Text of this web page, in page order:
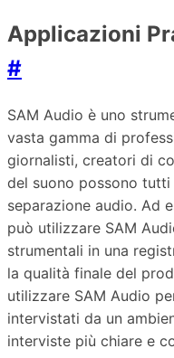
Applicazioni
#
SAM Audio è uno
vasta gamma di
giornalisti, creatori di
del suono possono
separazione audio. Ad
può utilizzare SAM
strumentali in una
la qualità finale del
utilizzare SAM Audio
intervistati da un
interviste più chiare e